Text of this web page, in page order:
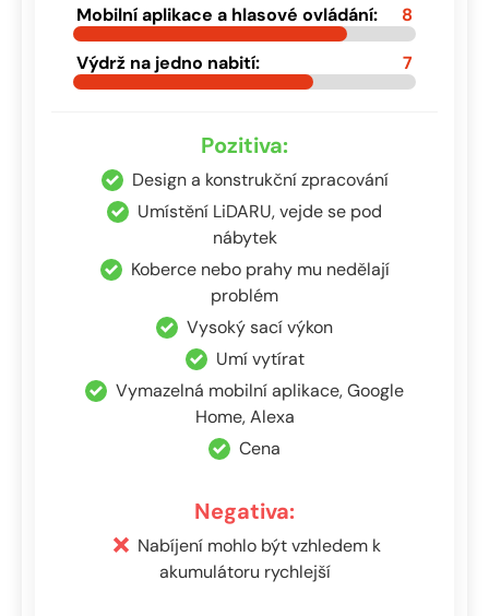
Mobilní aplikace a hlasové ovládání: 8
Výdrž na jedno nabití: 7
Pozitiva:
Design a konstrukční zpracování
Umístění LiDARU, vejde se pod
nábytek
Koberce nebo prahy mu nedělají
problém
Vysoký sací výkon
Umí vytírat
Vymazelná mobilní aplikace, Google
Home, Alexa
Cena
Negativa:
Nabíjení mohlo být vzhledem k
akumulátoru rychlejší